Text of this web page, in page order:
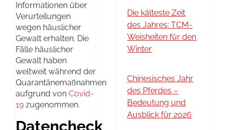
Informationen über
Verurteilungen
wegen häuslicher
Gewalt erhalten. Die
Fälle häuslicher
Gewalt haben
weltweit während der
Quarantänemaßnahmen
aufgrund von Covid-
19 zugenommen.
Datencheck
Die kälteste Zeit
des Jahres: TCM-
Weisheiten für den
Winter
Chinesisches Jahr
des Pferdes –
Bedeutung und
Ausblick für 2026